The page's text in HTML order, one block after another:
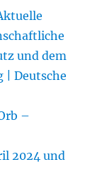
und dem
| Deutsche
–
2024 und